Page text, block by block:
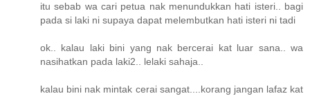
itu sebab wa cari petua nak menundukkan hati isteri.. bagi
pada si laki ni supaya dapat melembutkan hati isteri ni tadi
ok.. kalau laki bini yang nak bercerai kat luar sana.. wa
nasihatkan pada laki2.. lelaki sahaja..
kalau bini nak mintak cerai sangat....korang jangan lafaz kat